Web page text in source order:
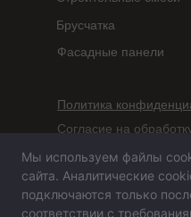
Согласие на
Политика
Фасадные панели
Брусчатка
Сайт не является
определяемой
Мы используем файлы
сайта. Аналитические
подключаются только
соответствии с